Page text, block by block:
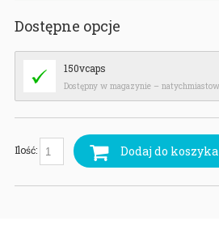
Dostępne opcje
150vcaps
Dostępny w magazynie –
Ilość: Dodaj do koszyka